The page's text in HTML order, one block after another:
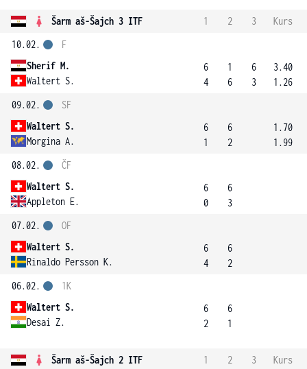
Šarm aš-Šajch 3 ITF 1 2 3
Kurs
10.02.
Sherif M.
Waltert S.
F
6
4
1
6
6
3
3.40
1.26
09.02.
Waltert S.
Morgina A.
SF
6
1
6
2
1.70
1.99
08.02.
Waltert S.
Appleton E.
ČF
6
0
6
3
07.02.
Waltert S.
Rinaldo Persson K.
OF
6
4
6
2
06.02.
Waltert S.
Desai Z.
1K
6
2
6
1
Šarm aš-Šajch 2 ITF 1 2 3
Kurs